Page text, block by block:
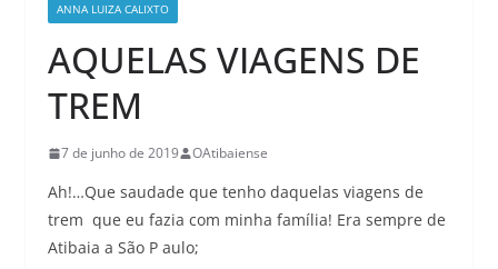
ANNA LUIZA CALIXTO
AQUELAS VIAGENS DE
TREM
7 de junho de 2019 OAtibaiense
Ah!…Que saudade que tenho daquelas viagens de
trem que eu fazia com minha família! Era sempre de
Atibaia a São P aulo;